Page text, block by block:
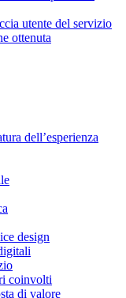
utente del servizio
ottenuta
dell’esperienza
design
coinvolti
di valore